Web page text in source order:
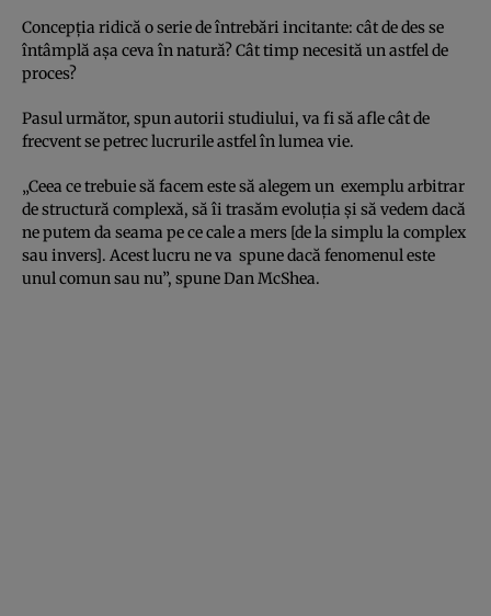
Concepţia ridică o serie de întrebări incitante: cât de des se
întâmplă aşa ceva în natură? Cât timp necesită un astfel de
proces?
Pasul următor, spun autorii studiului, va fi să afle cât de
frecvent se petrec lucrurile astfel în lumea vie.
„Ceea ce trebuie să facem este să alegem un exemplu arbitrar
de structură complexă, să îi trasăm evoluţia şi să vedem dacă
ne putem da seama pe ce cale a mers [de la simplu la complex
sau invers]. Acest lucru ne va spune dacă fenomenul este
unul comun sau nu”, spune Dan McShea.